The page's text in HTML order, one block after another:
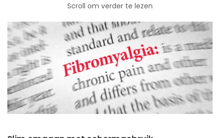
Scroll om verder te lezen